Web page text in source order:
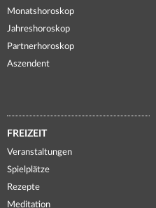
Monatshoroskop
Jahreshoroskop
Partnerhoroskop
Aszendent
FREIZEIT
Veranstaltungen
Spielplätze
Rezepte
Meditation